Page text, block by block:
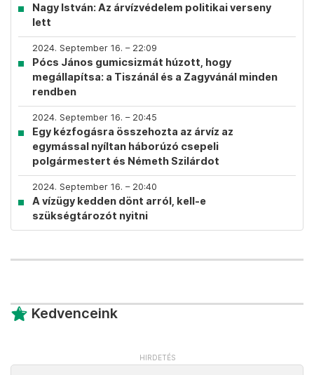
Nagy István: Az árvízvédelem politikai verseny
lett
2024. September 16. – 22:09
Pócs János gumicsizmát húzott, hogy
megállapítsa: a Tiszánál és a Zagyvánál minden
rendben
2024. September 16. – 20:45
Egy kézfogásra összehozta az árvíz az
egymással nyíltan háborúzó csepeli
polgármestert és Németh Szilárdot
2024. September 16. – 20:40
A vízügy kedden dönt arról, kell-e
szükségtározót nyitni
Kedvenceink